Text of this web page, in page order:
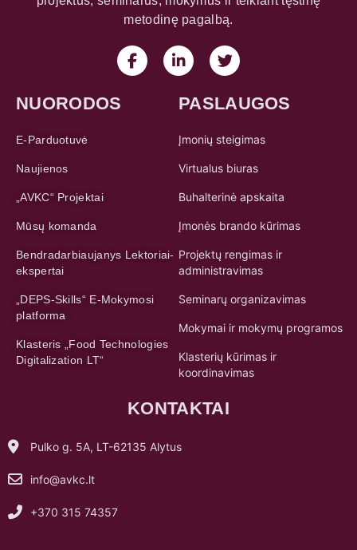
NUORODOS
Naujienos
„AVKC“ Projektai
Mūsų komanda
Bendradarbiaujanys Lektoriai-
platforma
Digitalization LT“
PASLAUGOS
Virtualus biuras
Buhalterinė apskaita
Įmonės brando kūrimas
Projektų rengimas ir
Mokymai ir mokymų programos
Klasterių kūrimas ir
KONTAKTAI
+370 315 74357